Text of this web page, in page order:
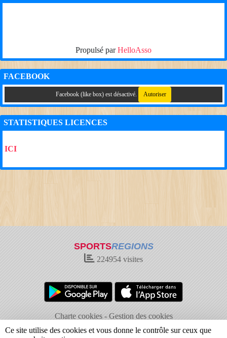
Propulsé parHelloAsso
FACEBOOK
Facebook (like box) est désactivé. Autoriser
STATISTIQUES LICENCES
ICI
SPORTSREGIONS
224954 visites
Charte cookies
Gestion des cookies
Informations légales
Signaler un contenu inapproprié
Ce site utilise des cookies et vous donne le contrôle sur ceux que